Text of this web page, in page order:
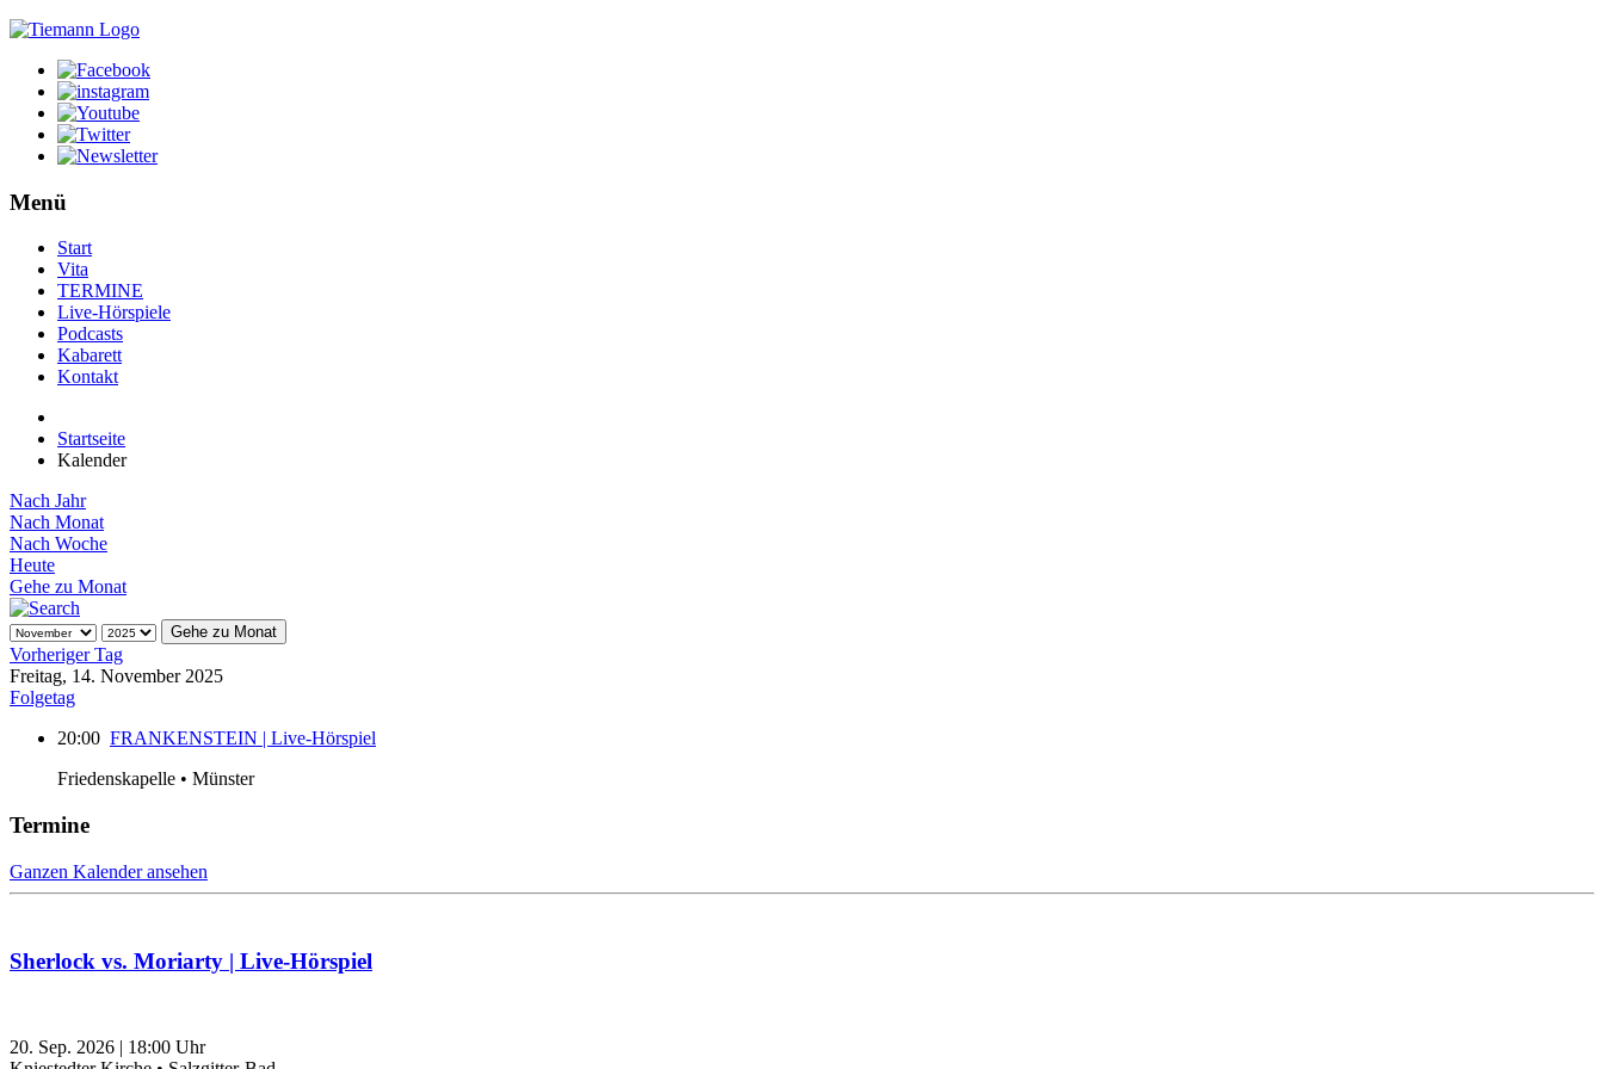
Menü
Start
Vita
TERMINE
Live-Hörspiele
Podcasts
Kabarett
Kontakt
Startseite
Kalender
Nach Jahr
Nach Monat
Nach Woche
Heute
Gehe zu Monat
Gehe zu Monat
Vorheriger Tag
Freitag, 14. November 2025
Folgetag
20:00 FRANKENSTEIN | Live-Hörspiel
Friedenskapelle • Münster
Termine
Ganzen Kalender ansehen
Sherlock vs. Moriarty | Live-Hörspiel
20. Sep. 2026 | 18:00 Uhr